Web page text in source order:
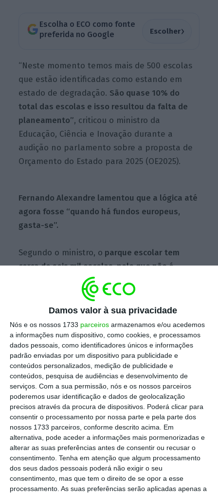
Damos valor à sua privacidade
Nós e os nossos 1733 parceiros armazenamos e/ou acedemos
a informações num dispositivo, como cookies, e processamos
dados pessoais, como identificadores únicos e informações
padrão enviadas por um dispositivo para publicidade e
conteúdos personalizados, medição de publicidade e
conteúdos, pesquisa de audiências e desenvolvimento de
serviços. Com a sua permissão, nós e os nossos parceiros
poderemos usar identificação e dados de geolocalização
precisos através da procura de dispositivos. Poderá clicar para
consentir o processamento por nossa parte e pela parte dos
nossos 1733 parceiros, conforme descrito acima. Em
alternativa, pode aceder a informações mais pormenorizadas e
alterar as suas preferências antes de consentir ou recusar o
consentimento. Tenha em atenção que algum processamento
dos seus dados pessoais poderá não exigir o seu
consentimento, mas que tem o direito de se opor a esse
processamento. As suas preferências serão aplicadas apenas a
Escolha o ECO como fonte
preferida no Google
Escolher›
“Neste momento temos mais de 500 escolas
que estão identificadas como estando em
estado de degradação. São quase 10% do
total das escolas e isso resultou da falta de
planeamento”, criticou o ministro da
Educação, Ciência e Inovação durante a
audição no parlamento sobre a proposta de
Orçamento do Estado para 2025 (OE2025).
Fernando Alexandre lamentou que a lógica até
agora fosse “quando há fundos europeus,
gasta-se”.
Segundo o ministro, o parque escolar tem
cerca de seis mil escolas, pelo que não é
“muito complicado ter um plano de
investimento anual”, que seja um plano
independente que permita pensar numa
ação a médio e longo prazo.
As obras tanto poderão vir a ser pagas por
fundos comunitários, orçamento do estado ou
empréstimos ao Banco de Investimento:“Não
podemos trabalhar em função dos fundos
europeus.
A ideia é fazer um plano de
investimento e os Governos vão à procura das
verbas” , defendeu.
O ministro acrescentou que“o plano ainda
não está feito” e “será sempre feito em
articulação com as autarquias”.